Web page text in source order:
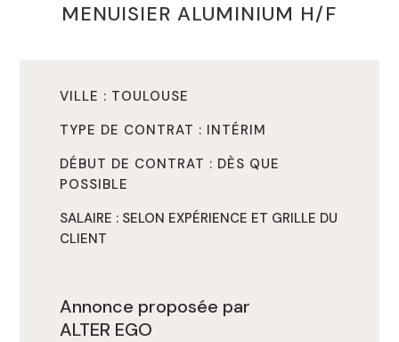
MENUISIER ALUMINIUM H/F
VILLE : TOULOUSE
TYPE DE CONTRAT : INTÉRIM
DÉBUT DE CONTRAT : DÈS QUE
POSSIBLE
SALAIRE : SELON EXPÉRIENCE ET GRILLE DU
CLIENT
Annonce proposée par
ALTER EGO